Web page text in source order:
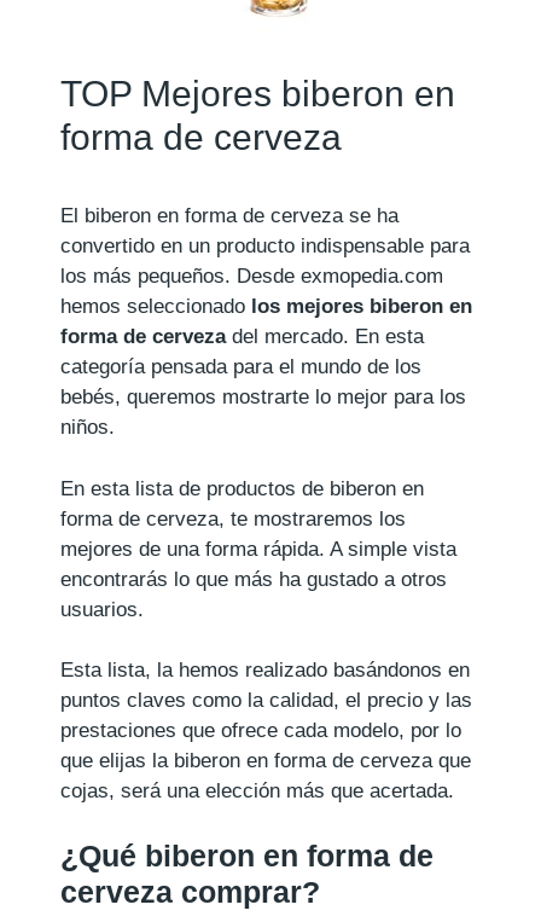
TOP Mejores biberon en
forma de cerveza
El biberon en forma de cerveza se ha
convertido en un producto indispensable para
los más pequeños. Desde exmopedia.com
hemos seleccionado los mejores biberon en
forma de cervezadel mercado. En esta
categoría pensada para el mundo de los
bebés, queremos mostrarte lo mejor para los
niños.
En esta lista de productos de biberon en
forma de cerveza, te mostraremos los
mejores de una forma rápida. A simple vista
encontrarás lo que más ha gustado a otros
usuarios.
Esta lista, la hemos realizado basándonos en
puntos claves como la calidad, el precio y las
prestaciones que ofrece cada modelo, por lo
que elijas la biberon en forma de cerveza que
cojas, será una elección más que acertada.
¿Qué biberon en forma de
cerveza comprar?